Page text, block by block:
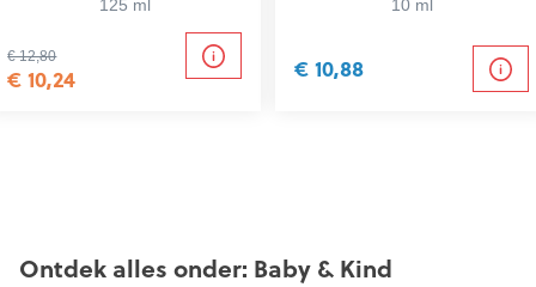
125 ml
€ 12,80
€ 10,24
10 ml
€ 10,88
Ontdek alles onder: Baby & Kind